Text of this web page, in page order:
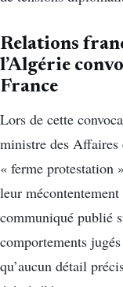
Relations
l’Algérie
France
Lors de cette
ministre des Affaires
« ferme protestation
leur
communiqué publié
comportements
qu’aucun détail